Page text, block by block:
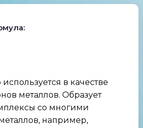
в качестве
металлов. Образует
со многими
например,